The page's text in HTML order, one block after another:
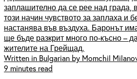
заплашително да се рее над града,
този начин чувството за заплаха и
настанява във въздуха. Баронът
ще бъде разкрит много по-късно –
жителите на Грейщад.
Written in Bulgarian by Momchil
9 minutes read